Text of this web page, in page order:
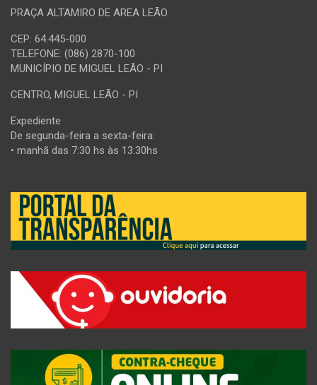
PRAÇA ALTAMIRO DE AREA LEÃO
CEP: 64.445-000
TELEFONE: (086) 2870-100
MUNICÍPIO DE MIGUEL LEÃO - PI
CENTRO, MIGUEL LEÃO - PI
Expediente
De segunda-feira a sexta-feira:
• manhã das 7:30 hs às 13:30hs